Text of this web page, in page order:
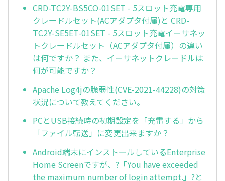
CRD-TC2Y-BS5CO-01SET - 5スロット充電専用
クレードルセット(ACアダプタ付属)と CRD-
TC2Y-SE5ET-01SET - 5スロット充電イーサネッ
トクレードルセット（ACアダプタ付属）の違い
は何ですか？ また、イーサネットクレードルは
何が可能ですか？
Apache Log4jの脆弱性(CVE-2021-44228)の対策
状況について教えてください。
PCとUSB接続時の初期設定を「充電する」から
「ファイル転送」に変更出来ますか？
Android端末にインストールしているEnterprise
Home Screenですが、?「You have exceeded
the maximum number of login attempt.」?と